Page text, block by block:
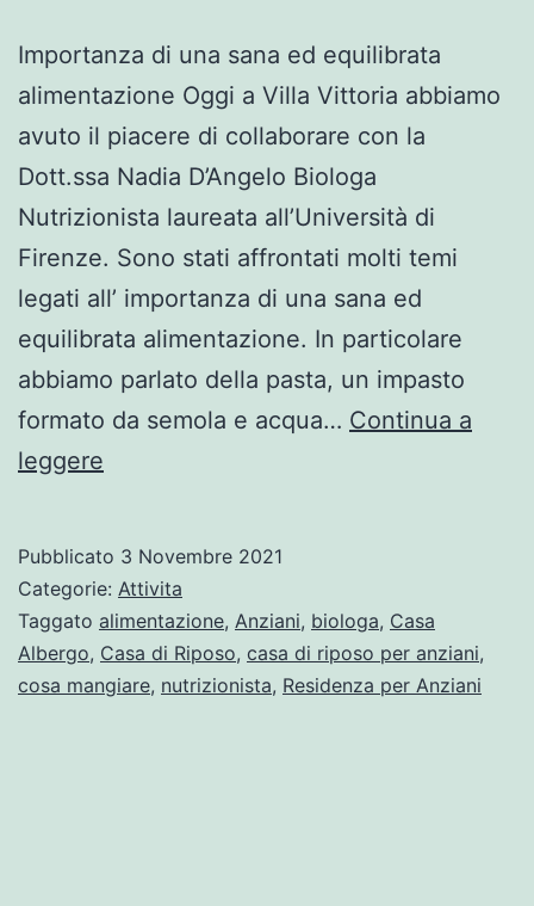
Importanza di una sana ed equilibrata
alimentazione Oggi a Villa Vittoria abbiamo
avuto il piacere di collaborare con la
Dott.ssa Nadia D’Angelo Biologa
Nutrizionista laureata all’Università di
Firenze. Sono stati affrontati molti temi
legati all’ importanza di una sana ed
equilibrata alimentazione. In particolare
abbiamo parlato della pasta, un impasto
formato da semola e acqua… Continua a
leggere
Pubblicato 3 Novembre 2021
Categorie: Attivita
Taggato alimentazione, Anziani, biologa, Casa
Albergo, Casa di Riposo, casa di riposo per anziani,
cosa mangiare, nutrizionista, Residenza per Anziani